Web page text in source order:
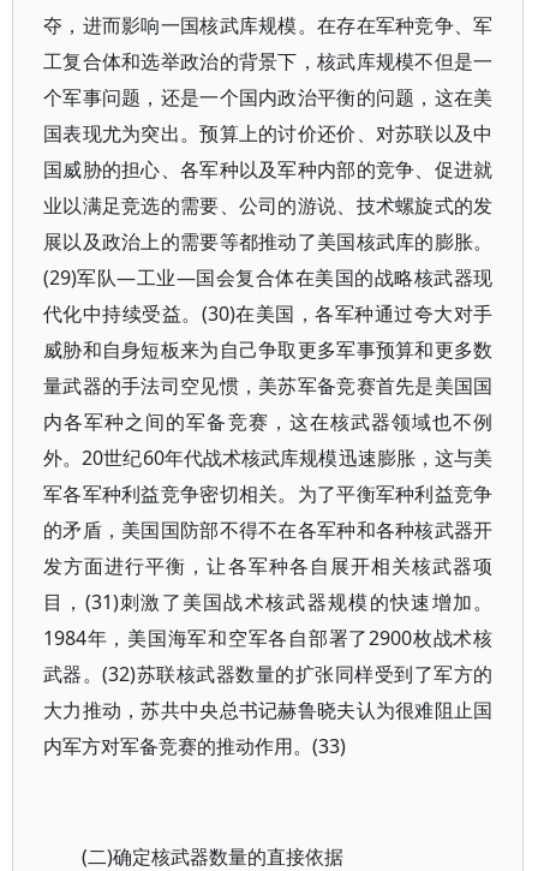
夺，进而影响一国核武库规模。在存在军种竞争、军
工复合体和选举政治的背景下，核武库规模不但是一
个军事问题，还是一个国内政治平衡的问题，这在美
国表现尤为突出。预算上的讨价还价、对苏联以及中
国威胁的担心、各军种以及军种内部的竞争、促进就
业以满足竞选的需要、公司的游说、技术螺旋式的发
展以及政治上的需要等都推动了美国核武库的膨胀。
(29)军队—工业—国会复合体在美国的战略核武器现
代化中持续受益。(30)在美国，各军种通过夸大对手
威胁和自身短板来为自己争取更多军事预算和更多数
量武器的手法司空见惯，美苏军备竞赛首先是美国国
内各军种之间的军备竞赛，这在核武器领域也不例
外。20世纪60年代战术核武库规模迅速膨胀，这与美
军各军种利益竞争密切相关。为了平衡军种利益竞争
的矛盾，美国国防部不得不在各军种和各种核武器开
发方面进行平衡，让各军种各自展开相关核武器项
目，(31)刺激了美国战术核武器规模的快速增加。
1984年，美国海军和空军各自部署了2900枚战术核
武器。(32)苏联核武器数量的扩张同样受到了军方的
大力推动，苏共中央总书记赫鲁晓夫认为很难阻止国
内军方对军备竞赛的推动作用。(33)
(二)确定核武器数量的直接依据